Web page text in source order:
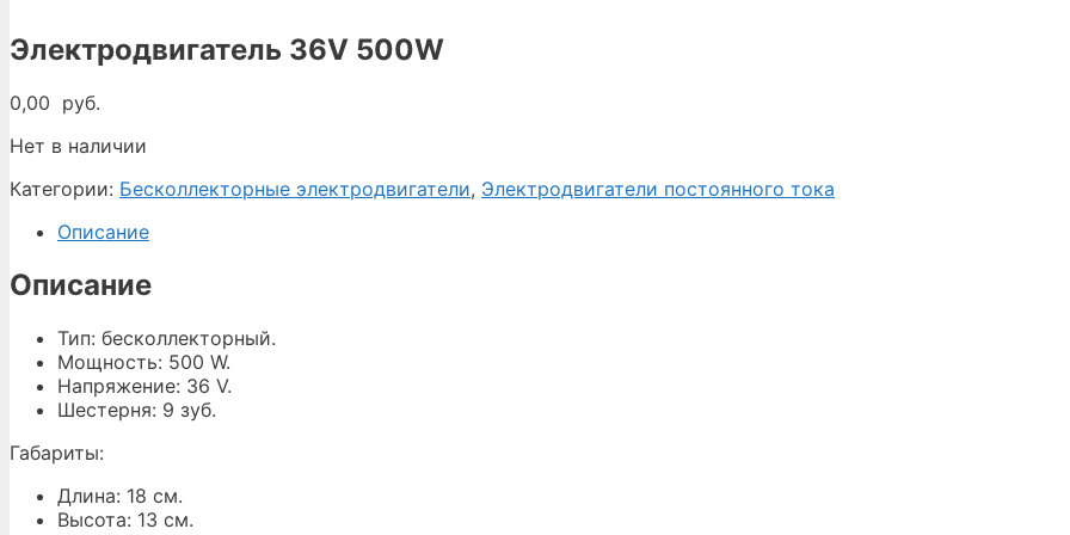
Электродвигатель 36V 500W
0,00 руб.
Нет в наличии
Категории: Бесколлекторные электродвигатели, Электродвигатели постоянного тока
Описание
Описание
Тип: бесколлекторный.
Мощность: 500 W.
Напряжение: 36 V.
Шестерня: 9 зуб.
Габариты:
Длина: 18 см.
Высота: 13 см.